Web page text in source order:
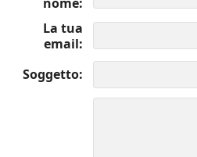
La tua
email
Soggetto